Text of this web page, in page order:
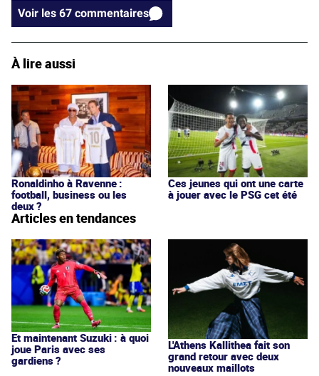
Voir les 67 commentaires
À lire aussi
Ronaldinho à Ravenne :
football, business ou les
deux ?
Ces jeunes qui ont une carte
à jouer avec le PSG cet été
Articles en tendances
Et maintenant Suzuki : à quoi
joue Paris avec ses
gardiens ?
L'Athens Kallithea fait son
grand retour avec deux
nouveaux maillots